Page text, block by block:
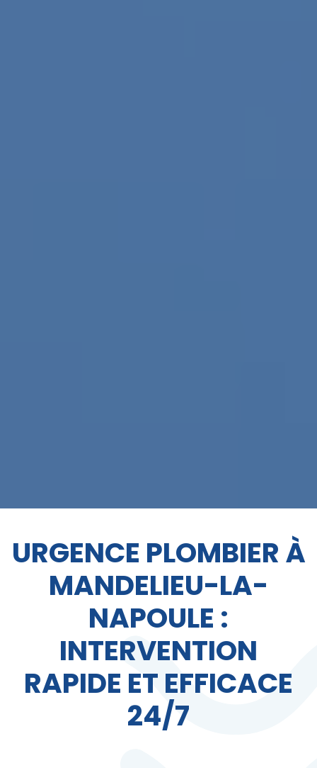
URGENCE PLOMBIER À
MANDELIEU-LA-
NAPOULE :
INTERVENTION
RAPIDE ET EFFICACE
24/7